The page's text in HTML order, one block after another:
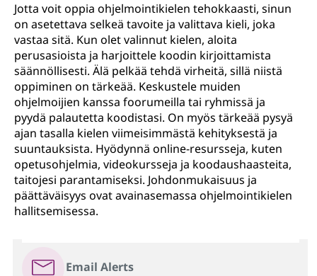
Jotta voit oppia ohjelmointikielen tehokkaasti, sinun
on asetettava selkeä tavoite ja valittava kieli, joka
vastaa sitä. Kun olet valinnut kielen, aloita
perusasioista ja harjoittele koodin kirjoittamista
säännöllisesti. Älä pelkää tehdä virheitä, sillä niistä
oppiminen on tärkeää. Keskustele muiden
ohjelmoijien kanssa foorumeilla tai ryhmissä ja
pyydä palautetta koodistasi. On myös tärkeää pysyä
ajan tasalla kielen viimeisimmästä kehityksestä ja
suuntauksista. Hyödynnä online-resursseja, kuten
opetusohjelmia, videokursseja ja koodaushaasteita,
taitojesi parantamiseksi. Johdonmukaisuus ja
päättäväisyys ovat avainasemassa ohjelmointikielen
hallitsemisessa.
Email Alerts